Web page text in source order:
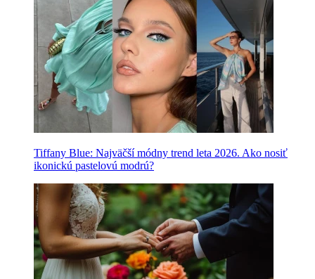
Tiffany Blue: Najväčší módny trend leta 2026. Ako nosiť
ikonickú pastelovú modrú?